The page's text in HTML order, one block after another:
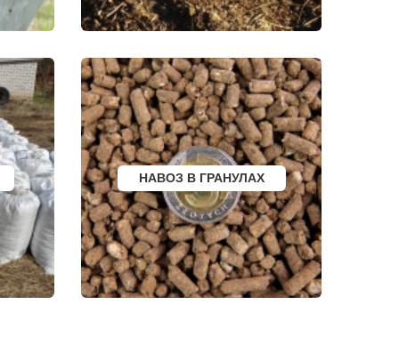
АРСК
УДОМЛЯ
АМУРСК
НОЯБРЬСК
ГОРОХОВЕЦ
КАЛАЧ
БАЛТИЙСК
ЛЮДИНОВО
МЕЩОВСК
ЕЛИЗОВО
КИСЕЛЕВСК
БОГОТОЛ
РУЗАЕВКА
БУГУРУСЛАН
АРТЕМОВСКИЙ
КРАСНОТУРЬИНСК
СЕВЕРСК
ВЕНЕВ
БЕЛОКУРИХА
КОРЯЖМА
НАВОЗ В ГРАНУЛАХ